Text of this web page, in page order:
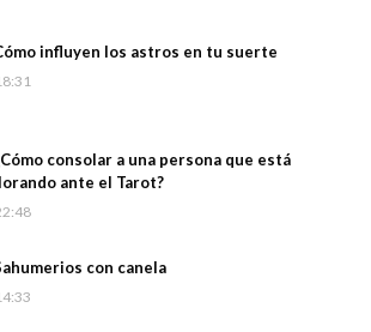
influyen los astros en tu suerte
consolar a una persona que está
ante el Tarot?
con canela